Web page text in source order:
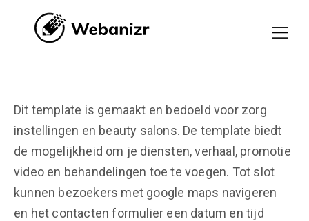
Dit template is gemaakt en bedoeld voor zorg
instellingen en beauty salons. De template biedt
de mogelijkheid om je diensten, verhaal, promotie
video en behandelingen toe te voegen. Tot slot
kunnen bezoekers met google maps navigeren
en het contacten formulier een datum en tijd